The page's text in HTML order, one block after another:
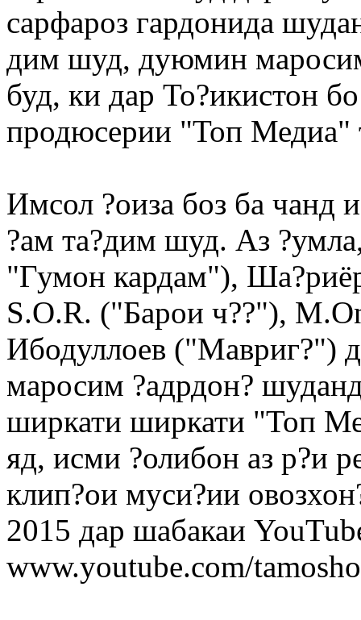
сарфароз гардонида
дим шуд, дуюмин
буд, ки дар То?икистон
продюсерии "Топ Медиа"
Имсол ?оиза боз ба чанд
?ам та?дим шуд. Аз
"Гумон кардам"),
S.O.R. ("Барои ч??"),
Ибодуллоев ("Мавриг?")
маросим ?адрдон?
ширкати ширкати "Топ
яд, исми ?олибон аз р?и
клип?ои муси?ии
2015 дар шабакаи
www.youtube.com/